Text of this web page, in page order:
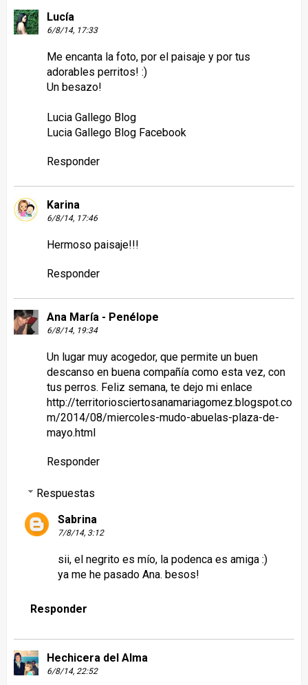
Lucía
6/8/14, 17:33
Me encanta la foto, por el paisaje y por tus
adorables perritos! :)
Un besazo!
Lucia Gallego Blog
Lucia Gallego Blog Facebook
Responder
Karina
6/8/14, 17:46
Hermoso paisaje!!!
Responder
Ana María - Penélope
6/8/14, 19:34
Un lugar muy acogedor, que permite un buen
descanso en buena compañía como esta vez, con
tus perros. Feliz semana, te dejo mi enlace
http://territoriosciertosanamariagomez.blogspot.co
m/2014/08/miercoles-mudo-abuelas-plaza-de-
mayo.html
Responder
Respuestas
Sabrina
7/8/14, 3:12
sii, el negrito es mío, la podenca es amiga :)
ya me he pasado Ana. besos!
Responder
Hechicera del Alma
6/8/14, 22:52